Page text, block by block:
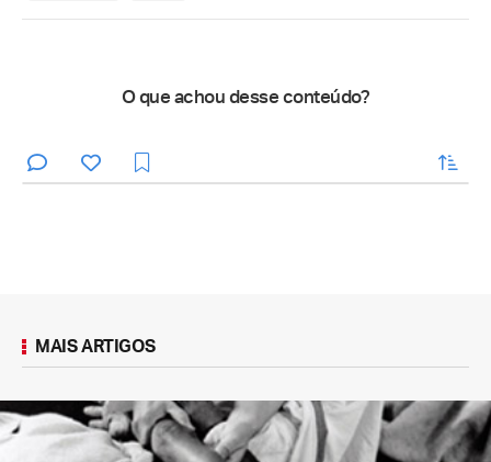
O que achou desse conteúdo?
enviar
MAIS ARTIGOS